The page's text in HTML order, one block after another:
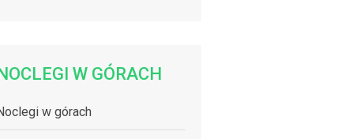
W GÓRACH
w górach